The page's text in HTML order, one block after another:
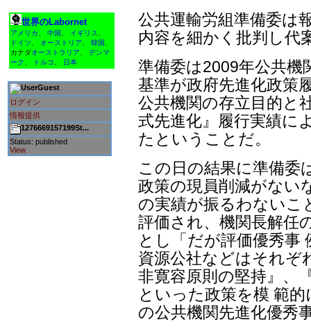
世界のLabornet
アメリカ 中国 イギリス
ドイツ
オーストリア 韓国
カナダオーストラリア
デンマ
ーク
トルコ 日本
Guest
ログイン
情報提供
1276669157199St...
Status: published
View
公共運輸労組準備委は
内容を細かく批判し代
準備委は2009年公共機
基準が政府先進化政策
公共機関の存立目的と
式先進化』履行実績に
たということだ。
この日の結果に準備委
政策の現員削減がない
の実績が振るわないこ
評価され、機関長解任
とし「だが評価優秀事
資源公社などはそれぞ
非寛容原則の堅持』、
といった政策を模 範
の公共機関先進化優秀